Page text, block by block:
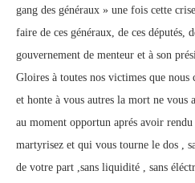
gang des généraux » une fois cette
faire de ces généraux, de ces députés,
gouvernement de menteur et à son
Gloires à toutes nos victimes que nous
et honte à vous autres la mort ne vous
au moment opportun aprés avoir
martyrisez et qui vous tourne le dos ,
de votre part ,sans liquidité , sans